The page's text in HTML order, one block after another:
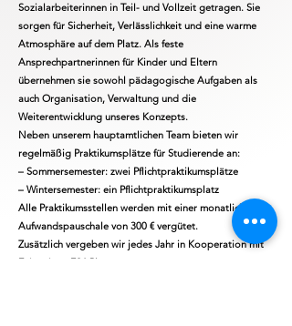
Sozialarbeiterinnen in Teil- und Vollzeit getragen. Sie
sorgen für Sicherheit, Verlässlichkeit und eine warme
Atmosphäre auf dem Platz. Als feste
Ansprechpartnerinnen für Kinder und Eltern
übernehmen sie sowohl pädagogische Aufgaben als
auch Organisation, Verwaltung und die
Weiterentwicklung unseres Konzepts.
Neben unserem hauptamtlichen Team bieten wir
regelmäßig Praktikumsplätze für Studierende an:
– Sommersemester: zwei Pflichtpraktikumsplätze
– Wintersemester: ein Pflichtpraktikumsplatz
Alle Praktikumsstellen werden mit einer monatlichen
Aufwandspauschale von 300 € vergütet.
Zusätzlich vergeben wir jedes Jahr in Kooperation mit
Evim einen FSJ-Platz.